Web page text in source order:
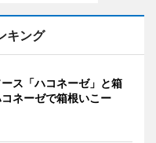
キング
ス「ハコネーゼ」と箱
ネーゼで箱根いこー